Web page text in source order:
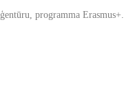
programma Erasmus+.